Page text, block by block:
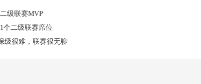
级联赛MVP
个二级联赛席位
级很难，联赛很无聊